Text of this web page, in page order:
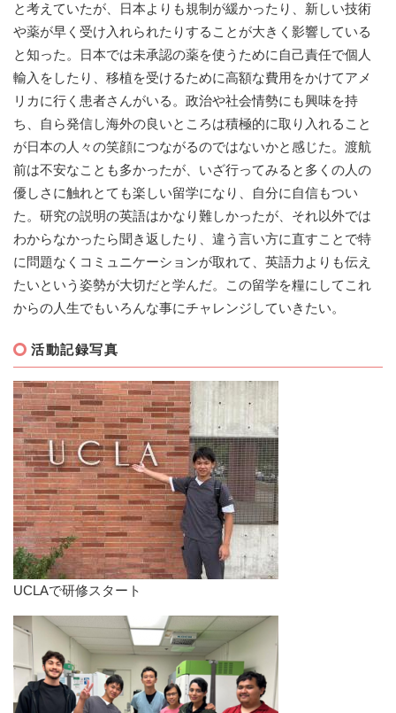
と考えていたが、日本よりも規制が緩かったり、新しい技術
や薬が早く受け入れられたりすることが大きく影響している
と知った。日本では未承認の薬を使うために自己責任で個人
輸入をしたり、移植を受けるために高額な費用をかけてアメ
リカに行く患者さんがいる。政治や社会情勢にも興味を持
ち、自ら発信し海外の良いところは積極的に取り入れること
が日本の人々の笑顔につながるのではないかと感じた。渡航
前は不安なことも多かったが、いざ行ってみると多くの人の
優しさに触れとても楽しい留学になり、自分に自信もつい
た。研究の説明の英語はかなり難しかったが、それ以外では
わからなかったら聞き返したり、違う言い方に直すことで特
に問題なくコミュニケーションが取れて、英語力よりも伝え
たいという姿勢が大切だと学んだ。この留学を糧にしてこれ
からの人生でもいろんな事にチャレンジしていきたい。
活動記録写真
​UCLAで研修スタート